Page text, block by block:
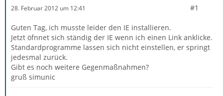
28. Februar 2012 um 12:41 #1
Guten Tag, ich musste leider den IE installieren.
Jetzt öfnnet sich ständig der IE wenn ich einen Link anklicke.
Standardprogramme lassen sich nicht einstellen, er springt
jedesmal zurück.
Gibt es noch weitere Gegenmaßnahmen?
gruß simunic